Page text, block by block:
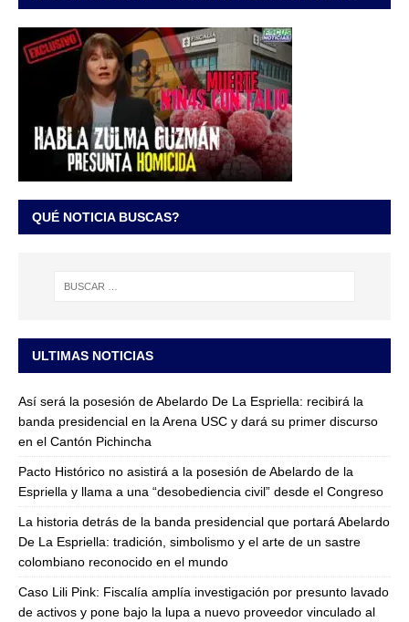
QUÉ NOTICIA BUSCAS?
ULTIMAS NOTICIAS
Así será la posesión de Abelardo De La Espriella: recibirá la
banda presidencial en la Arena USC y dará su primer discurso
en el Cantón Pichincha
Pacto Histórico no asistirá a la posesión de Abelardo de la
Espriella y llama a una “desobediencia civil” desde el Congreso
La historia detrás de la banda presidencial que portará Abelardo
De La Espriella: tradición, simbolismo y el arte de un sastre
colombiano reconocido en el mundo
Caso Lili Pink: Fiscalía amplía investigación por presunto lavado
de activos y pone bajo la lupa a nuevo proveedor vinculado al